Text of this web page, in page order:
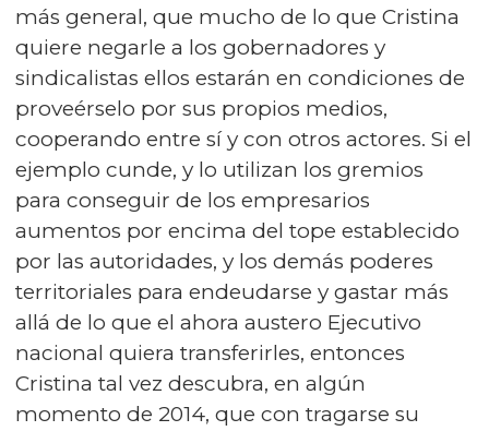
más general, que mucho de lo que Cristina
quiere negarle a los gobernadores y
sindicalistas ellos estarán en condiciones de
proveérselo por sus propios medios,
cooperando entre sí y con otros actores. Si el
ejemplo cunde, y lo utilizan los gremios
para conseguir de los empresarios
aumentos por encima del tope establecido
por las autoridades, y los demás poderes
territoriales para endeudarse y gastar más
allá de lo que el ahora austero Ejecutivo
nacional quiera transferirles, entonces
Cristina tal vez descubra, en algún
momento de 2014, que con tragarse su